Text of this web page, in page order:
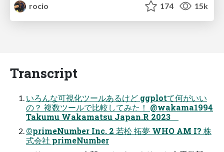
rocio
174 15k
Transcript
いろんな可視化ツールあるけど ggplotて何がいい
の？ 複数ツールで比較してみた！ @wakama1994
Takumu Wakamatsu Japan.R 2023
©primeNumber Inc. 2 若松 拓夢 WHO AM I? 株
式会社 primeNumber